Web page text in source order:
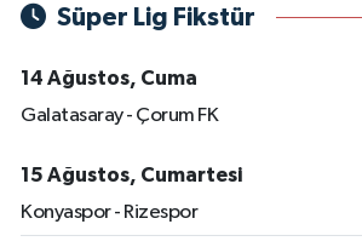
Süper Lig Fikstür
14 Ağustos, Cuma
Galatasaray - Çorum FK
15 Ağustos, Cumartesi
Konyaspor - Rizespor